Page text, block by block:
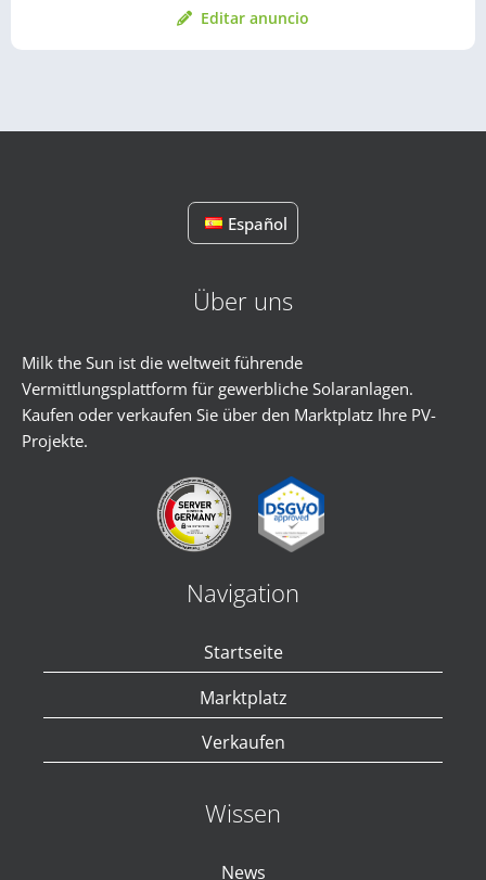
Editar anuncio
Español
Über uns
Milk the Sun ist die weltweit führende
Vermittlungsplattform für gewerbliche Solaranlagen.
Kaufen oder verkaufen Sie über den Marktplatz Ihre PV-
Projekte.
Navigation
Startseite
Marktplatz
Verkaufen
Wissen
News